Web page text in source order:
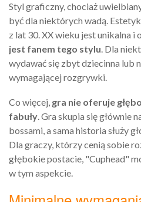
Styl graficzny, chociaż
być dla niektórych wadą.
z lat 30. XX wieku jest unikalna i
jest fanem tego stylu. Dla
wydawać się zbyt dziecinna lub
wymagającej rozgrywki.
Co więcej, gra nie oferuje
fabuły. Gra skupia się głównie
bossami, a sama historia służy
Dla graczy, którzy cenią sobie
głębokie postacie, "Cuphead"
w tym aspekcie.